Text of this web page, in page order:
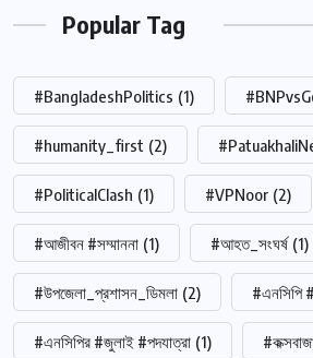
Popular Tag
#BangladeshPolitics (1)
#humanity_first (2)
#PoliticalClash (1) #VPNoor (2)
#আজীবন #সম্মাননা (1) #আহত_সংঘর্ষ (1)
#উপজেলা_প্রশাসন_ডিমলা (2) #এনসিপি
#এনসিপির #জুলাই #পদযাত্রা (1)